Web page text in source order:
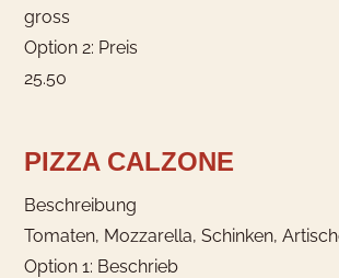
gross
Option 2: Preis
25.50
PIZZA CALZONE
Beschreibung
Tomaten, Mozzarella, Schinken,
Option 1: Beschrieb